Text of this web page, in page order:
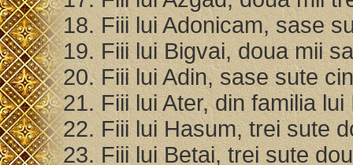
18. Fiii lui Adonicam, sase
19. Fiii lui Bigvai, doua mii
20. Fiii lui Adin, sase sute
21. Fiii lui Ater, din familia
22. Fiii lui Hasum, trei sute
23. Fiii lui Betai, trei sute